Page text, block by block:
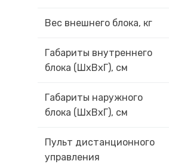
Вес внешнего блока, кг
Габариты внутреннего
блока (ШxВxГ), см
Габариты наружного
блока (ШxВxГ), см
Пульт дистанционного
управления